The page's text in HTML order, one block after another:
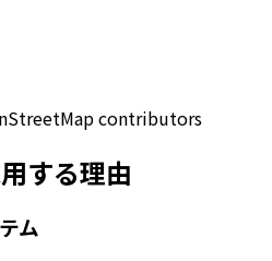
contributors
する理由
ム